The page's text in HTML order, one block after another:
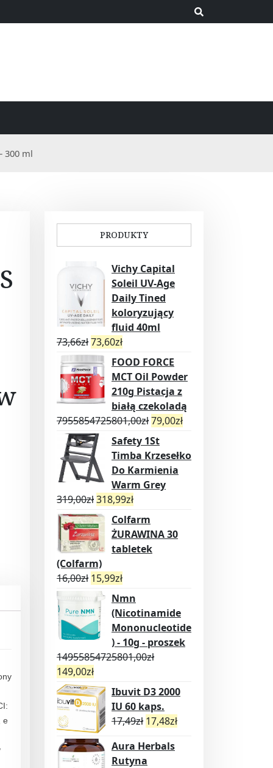
300 ml
e
PRODUKTY
Vichy Capital
Soleil UV-Age
Daily Tined
koloryzujący
fluid 40ml
73,66zł73,60zł
FOOD FORCE
MCT Oil Powder
210g Pistacja z
białą czekoladą
7955854725801,00zł79,00zł
Safety 1St
Timba Krzesełko
Do Karmienia
Warm Grey
319,00zł318,99zł
Colfarm
ŻURAWINA 30
tabletek
(Colfarm)
16,00zł 15,99zł
Nmn
(Nicotinamide
Mononucleotide
) - 10g - proszek
14955854725801,00zł
149,00zł
Ibuvit D3 2000
IU 60 kaps.
17,49zł 17,48zł
Aura Herbals
Rutyna